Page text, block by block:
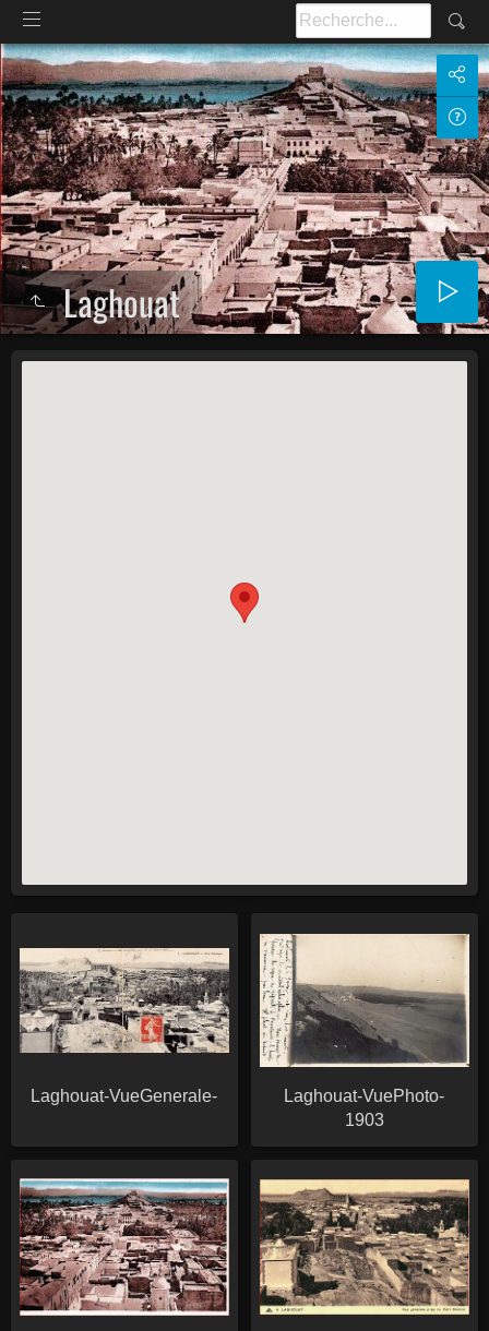
Laghouat
Laghouat-VueGenerale-
Laghouat-VuePhoto-
1903